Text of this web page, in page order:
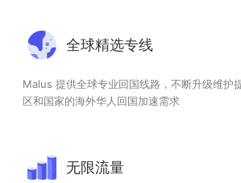
全球精选专线
Malus 提供全球专业回国线路，不断升级维护
区和国家的海外华人回国加速需求
无限流量